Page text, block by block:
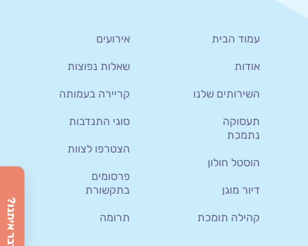
עמוד הבית
אודות
השירותים שלנו
תעסוקה
נתמכת
הוסטל חולון
דיור מוגן
קהילה תומכת
אירועים
שאלות נפוצות
קריירה בעמותה
סוגי התנדבות
הצטרפו לצוות
פרסומים
בתקשורת
תרומה